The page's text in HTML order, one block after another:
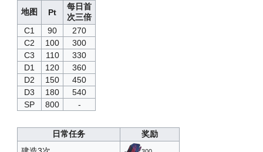
19 8000
9000
21 10000
12500
15000
24 20000
25 25000 高级定向蓝图·四期
地图
Pt
每日首
次三倍
C1
90
270
C2
100
300
C3
110
330
D1
120
360
D2
150
450
D3
180
540
SP
800 -
日常任务
奖励